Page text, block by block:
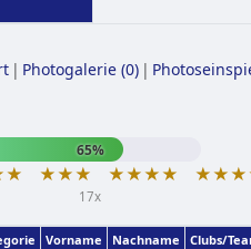
| Photogalerie (0) |
65%
★★★ ★★★★
17x
Vorname Nachname Clubs/